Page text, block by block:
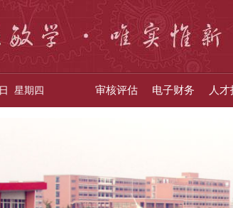
星期四 审核评估 电子财务 人